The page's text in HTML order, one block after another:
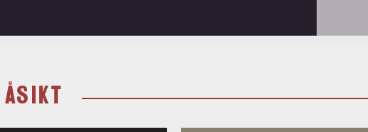
ÅSIKT